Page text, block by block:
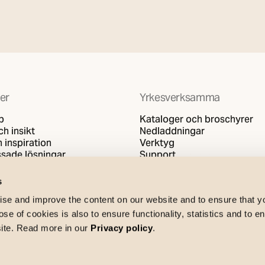
and improve the content on our website and to ensure that
of cookies is also to ensure functionality, statistics and to
Read more in our Privacy policy.
insikt
inspiration
lösningar
Yrkesverksamma
Kataloger och broschyrer
Nedladdningar
Verktyg
Support